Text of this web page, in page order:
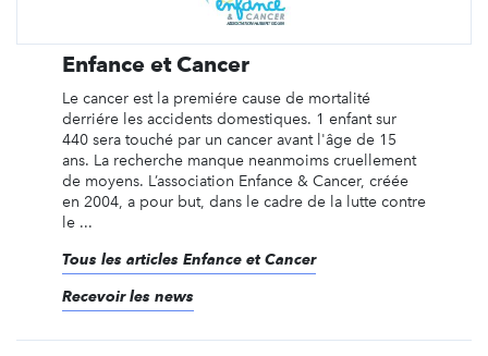
Enfance et Cancer
Le cancer est la premiére cause de mortalité
derriére les accidents domestiques. 1 enfant sur
440 sera touché par un cancer avant l'âge de 15
ans. La recherche manque neanmoims cruellement
de moyens. L’association Enfance & Cancer, créée
en 2004, a pour but, dans le cadre de la lutte contre
le ...
Tous les articles Enfance et Cancer
Recevoir les news